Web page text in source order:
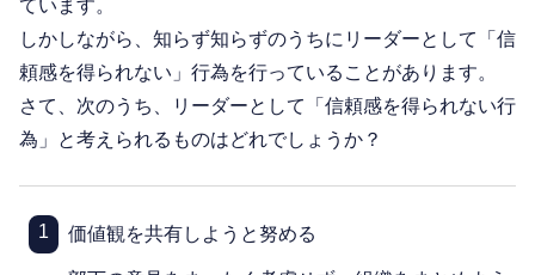
ています。
しかしながら、知らず知らずのうちにリーダーとして「信
頼感を得られない」行為を行っていることがあります。
さて、次のうち、リーダーとして「信頼感を得られない行
為」と考えられるものはどれでしょうか？
1 価値観を共有しようと努める